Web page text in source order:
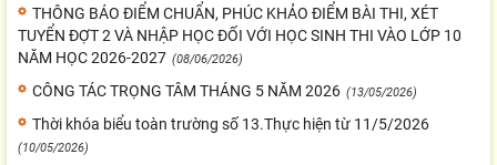
THÔNG BÁO ĐIỂM CHUẨN, PHÚC KHẢO ĐIỂM BÀI THI, XÉT
TUYỂN ĐỢT 2 VÀ NHẬP HỌC ĐỐI VỚI HỌC SINH THI VÀO LỚP 10
NĂM HỌC 2026-2027 (08/06/2026)
CÔNG TÁC TRỌNG TÂM THÁNG 5 NĂM 2026 (13/05/2026)
Thời khóa biểu toàn trường số 13.Thực hiện từ 11/5/2026
(10/05/2026)